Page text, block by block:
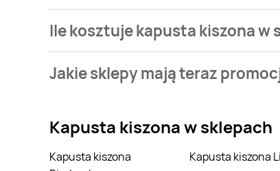
Ile kosztuje kapusta kiszona w
kiszona w sieci Carrefour.
Jakie sklepy mają teraz
kiszona.
Kapusta kiszonaw sklepach
Kapusta kiszona
Kapusta kiszona